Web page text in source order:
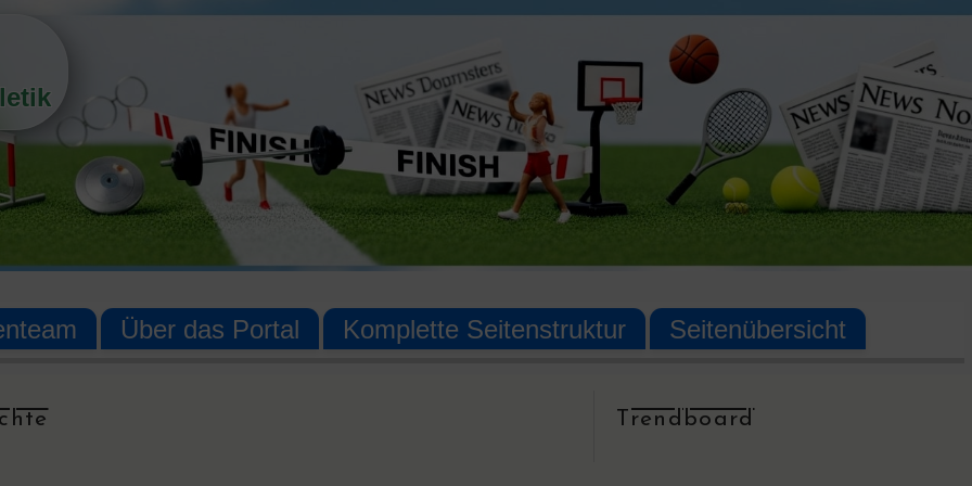
Über das Portal Komplette Seitenstruktur Seitenübersicht
Trendboard